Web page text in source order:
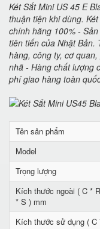
Két Sắt Mini US 45 E
thuận tiện khi dùng.
chính hãng 100% -
tiên tiến của Nhật Bản.
hàng, công ty, cơ
nhã - Hàng chất lượng
phí giao hàng toàn
Tên sản phẩm
Model
Trọng lượng
Kích thước ngoài ( C * R
* S ) mm
Kích thước sử dụng ( C